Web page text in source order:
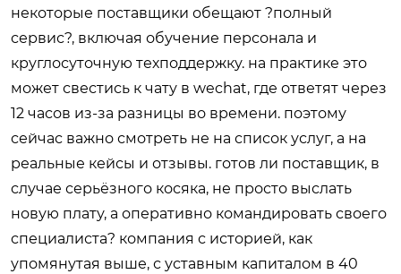
некоторые поставщики обещают ?полный
сервис?, включая обучение персонала и
круглосуточную техподдержку. на практике это
может свестись к чату в wechat, где ответят через
12 часов из-за разницы во времени. поэтому
сейчас важно смотреть не на список услуг, а на
реальные кейсы и отзывы. готов ли поставщик, в
случае серьёзного косяка, не просто выслать
новую плату, а оперативно командировать своего
специалиста? компания с историей, как
упомянутая выше, с уставным капиталом в 40